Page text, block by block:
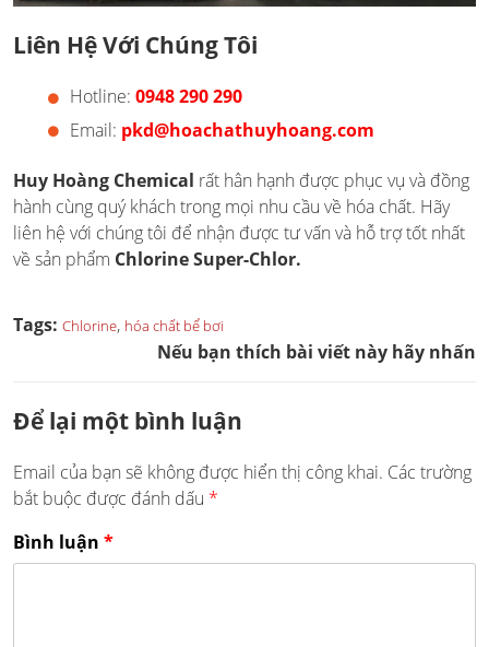
Liên Hệ Với Chúng Tôi
Hotline: 0948 290 290
Email: pkd@hoachathuyhoang.com
Huy Hoàng Chemical rất hân hạnh được phục vụ và đồng
hành cùng quý khách trong mọi nhu cầu về hóa chất. Hãy
liên hệ với chúng tôi để nhận được tư vấn và hỗ trợ tốt nhất
về sản phẩm Chlorine Super-Chlor.
Tags: Chlorine, hóa chất bể bơi
Nếu bạn thích bài viết này hãy nhấn
Để lại một bình luận
Email của bạn sẽ không được hiển thị công khai. Các trường
bắt buộc được đánh dấu *
Bình luận *